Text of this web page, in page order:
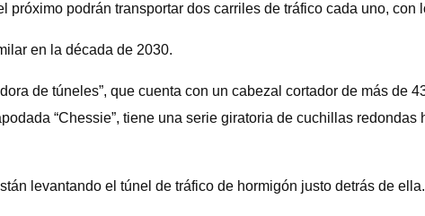
próximo podrán transportar dos carriles de tráfico cada uno,
en la década de 2030.
de túneles”, que cuenta con un cabezal cortador de más de
“Chessie”, tiene una serie giratoria de cuchillas
levantando el túnel de tráfico de hormigón justo detrás de ella.